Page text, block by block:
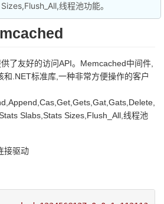
线程池功能。
了友好的访问API。Memcached中间件,
和.NET标准库,一种非常方便操作的客户
Slabs,Stats Sizes,Flush_All,线程池
接驱动